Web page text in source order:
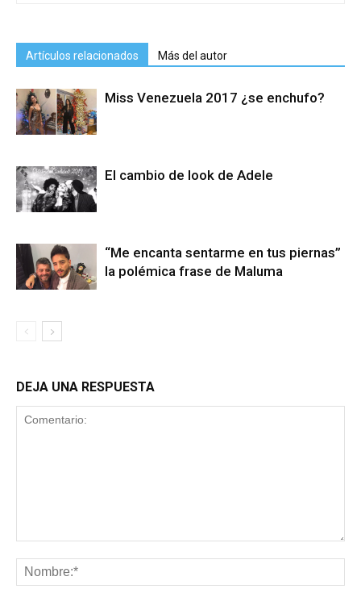
Artículos relacionados Más del autor
Miss Venezuela 2017 ¿se enchufo?
El cambio de look de Adele
“Me encanta sentarme en tus piernas”
la polémica frase de Maluma
DEJA UNA RESPUESTA